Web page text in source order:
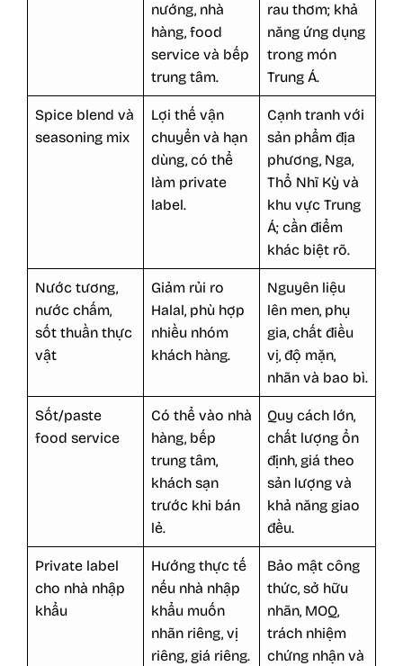
nướng, nhà
hàng, food
service và bếp
trung tâm.
rau thơm; khả
năng ứng dụng
trong món
Trung Á.
Spice blend và
seasoning mix
Lợi thế vận
chuyển và hạn
dùng, có thể
làm private
label.
Cạnh tranh với
sản phẩm địa
phương, Nga,
Thổ Nhĩ Kỳ và
khu vực Trung
Á; cần điểm
khác biệt rõ.
Nước tương,
nước chấm,
sốt thuần thực
vật
Giảm rủi ro
Halal, phù hợp
nhiều nhóm
khách hàng.
Nguyên liệu
lên men, phụ
gia, chất điều
vị, độ mặn,
nhãn và bao bì.
Sốt/paste
food service
Có thể vào nhà
hàng, bếp
trung tâm,
khách sạn
trước khi bán
lẻ.
Quy cách lớn,
chất lượng ổn
định, giá theo
sản lượng và
khả năng giao
đều.
Private label
cho nhà nhập
khẩu
Hướng thực tế
nếu nhà nhập
khẩu muốn
nhãn riêng, vị
riêng, giá riêng.
Bảo mật công
thức, sở hữu
nhãn, MOQ,
trách nhiệm
chứng nhận và